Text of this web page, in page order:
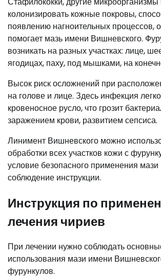
колонизировать кожные покровы,
появлению нагноительных процессов,
помогает мазь имени Вишневского.
возникать на разных участках: лице,
ягодицах, паху, под мышками, на
Высок риск осложнений при
на голове и лице. Здесь инфекция
кровеносное русло, что грозит
заражением крови, развитием сепсиса.
Линимент Вишневского можно
обработки всех участков кожи с
условие безопасного применения мази
соблюдение инструкции.
Инструкция по
лечения чириев
При лечении нужно соблюдать
использования мази имени
фурункулов.